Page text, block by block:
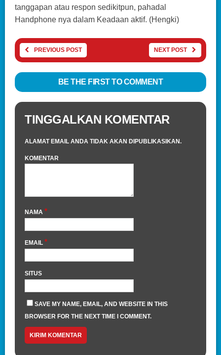
tanggapan atau respon sedikitpun, pahadal
Handphone nya dalam Keadaan aktif. (Hengki)
PREVIOUS POST NEXT POST
BE THE FIRST TO COMMENT
TINGGALKAN KOMENTAR
ALAMAT EMAIL ANDA TIDAK AKAN DIPUBLIKASIKAN.
KOMENTAR
NAMA *
EMAIL *
SITUS
SAVE MY NAME, EMAIL, AND WEBSITE IN THIS
BROWSER FOR THE NEXT TIME I COMMENT.